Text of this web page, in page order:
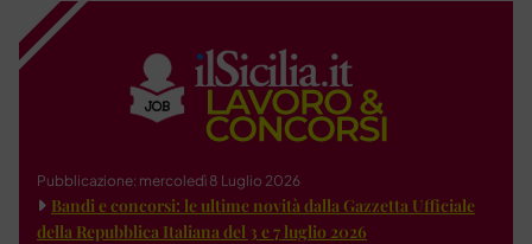
Pubblicazione: mercoledì 8 Luglio 2026
Bandi e concorsi: le ultime novità dalla Gazzetta Ufficiale
della Repubblica Italiana del 3 e 7 luglio 2026